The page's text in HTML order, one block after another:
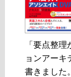
「要点整
ョンアーキ
書きました。